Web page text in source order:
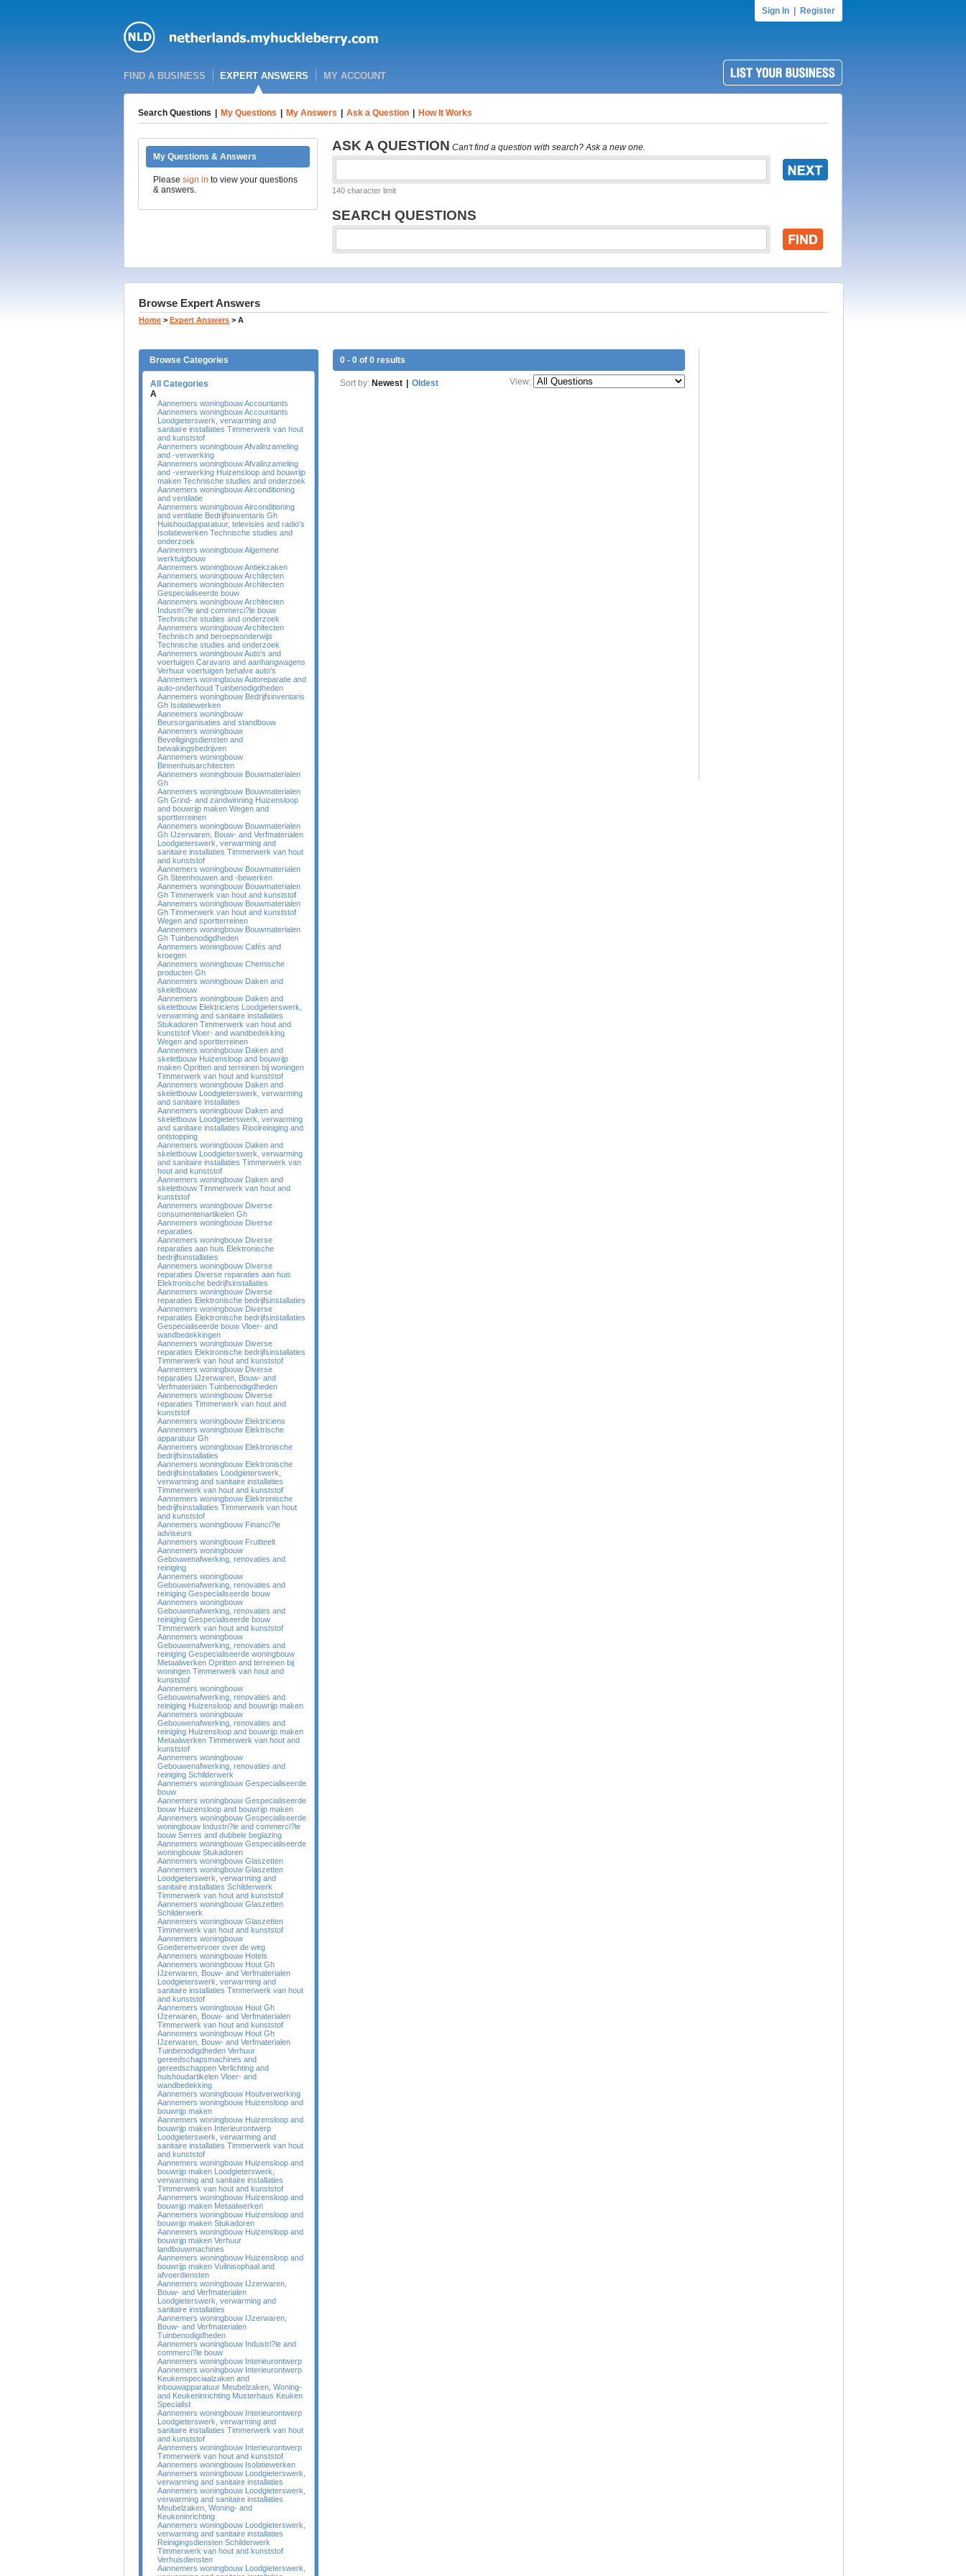
Sign In Register
FIND A BUSINESS EXPERT ANSWERS MY ACCOUNT
Search Questions My Questions My Answers Ask a Question How It Works
My Questions & Answers
Please sign in to view your questions
& answers.
ASK A QUESTION Can't find a question with search? Ask a new one.
140 character limit
SEARCH QUESTIONS
Browse Expert Answers
Home > Expert Answers > A
Browse Categories
All Categories
A
Aannemers woningbouw Accountants
Aannemers woningbouw Accountants
Loodgieterswerk, verwarming and
sanitaire installaties Timmerwerk van hout
and kunststof
Aannemers woningbouw Afvalinzameling
and -verwerking
Aannemers woningbouw Afvalinzameling
and -verwerking Huizensloop and bouwrijp
maken Technische studies and onderzoek
Aannemers woningbouw Airconditioning
and ventilatie
Aannemers woningbouw Airconditioning
and ventilatie Bedrijfsinventaris Gh
Huishoudapparatuur, televisies and radio's
Isolatiewerken Technische studies and
onderzoek
Aannemers woningbouw Algemene
werktuigbouw
Aannemers woningbouw Antiekzaken
Aannemers woningbouw Architecten
Aannemers woningbouw Architecten
Gespecialiseerde bouw
Aannemers woningbouw Architecten
Industri?le and commerci?le bouw
Technische studies and onderzoek
Aannemers woningbouw Architecten
Technisch and beroepsonderwijs
Technische studies and onderzoek
Aannemers woningbouw Auto's and
voertuigen Caravans and aanhangwagens
Verhuur voertuigen behalve auto's
Aannemers woningbouw Autoreparatie and
auto-onderhoud Tuinbenodigdheden
Aannemers woningbouw Bedrijfsinventaris
Gh Isolatiewerken
Aannemers woningbouw
Beursorganisaties and standbouw
Aannemers woningbouw
Beveiligingsdiensten and
bewakingsbedrijven
Aannemers woningbouw
Binnenhuisarchitecten
Aannemers woningbouw Bouwmaterialen
Gh
Aannemers woningbouw Bouwmaterialen
Gh Grind- and zandwinning Huizensloop
and bouwrijp maken Wegen and
sportterreinen
Aannemers woningbouw Bouwmaterialen
Gh IJzerwaren, Bouw- and Verfmaterialen
Loodgieterswerk, verwarming and
sanitaire installaties Timmerwerk van hout
and kunststof
Aannemers woningbouw Bouwmaterialen
Gh Steenhouwen and -bewerken
Aannemers woningbouw Bouwmaterialen
Gh Timmerwerk van hout and kunststof
Aannemers woningbouw Bouwmaterialen
Gh Timmerwerk van hout and kunststof
Wegen and sportterreinen
Aannemers woningbouw Bouwmaterialen
Gh Tuinbenodigdheden
Aannemers woningbouw Cafés and
kroegen
Aannemers woningbouw Chemische
producten Gh
Aannemers woningbouw Daken and
skeletbouw
Aannemers woningbouw Daken and
skeletbouw Elektriciens Loodgieterswerk,
verwarming and sanitaire installaties
Stukadoren Timmerwerk van hout and
kunststof Vloer- and wandbedekking
Wegen and sportterreinen
Aannemers woningbouw Daken and
skeletbouw Huizensloop and bouwrijp
maken Opritten and terreinen bij woningen
Timmerwerk van hout and kunststof
Aannemers woningbouw Daken and
skeletbouw Loodgieterswerk, verwarming
and sanitaire installaties
Aannemers woningbouw Daken and
skeletbouw Loodgieterswerk, verwarming
and sanitaire installaties Rioolreiniging and
ontstopping
Aannemers woningbouw Daken and
skeletbouw Loodgieterswerk, verwarming
and sanitaire installaties Timmerwerk van
hout and kunststof
Aannemers woningbouw Daken and
skeletbouw Timmerwerk van hout and
kunststof
Aannemers woningbouw Diverse
consumentenartikelen Gh
Aannemers woningbouw Diverse
reparaties
Aannemers woningbouw Diverse
reparaties aan huis Elektronische
bedrijfsinstallaties
Aannemers woningbouw Diverse
reparaties Diverse reparaties aan huis
Elektronische bedrijfsinstallaties
Aannemers woningbouw Diverse
reparaties Elektronische bedrijfsinstallaties
Aannemers woningbouw Diverse
reparaties Elektronische bedrijfsinstallaties
Gespecialiseerde bouw Vloer- and
wandbedekkingen
Aannemers woningbouw Diverse
reparaties Elektronische bedrijfsinstallaties
Timmerwerk van hout and kunststof
Aannemers woningbouw Diverse
reparaties IJzerwaren, Bouw- and
Verfmaterialen Tuinbenodigdheden
Aannemers woningbouw Diverse
reparaties Timmerwerk van hout and
kunststof
Aannemers woningbouw Elektriciens
Aannemers woningbouw Elektrische
apparatuur Gh
Aannemers woningbouw Elektronische
bedrijfsinstallaties
Aannemers woningbouw Elektronische
bedrijfsinstallaties Loodgieterswerk,
verwarming and sanitaire installaties
Timmerwerk van hout and kunststof
Aannemers woningbouw Elektronische
bedrijfsinstallaties Timmerwerk van hout
and kunststof
Aannemers woningbouw Financi?le
adviseurs
Aannemers woningbouw Fruitteelt
Aannemers woningbouw
Gebouwenafwerking, renovaties and
reiniging
Aannemers woningbouw
Gebouwenafwerking, renovaties and
reiniging Gespecialiseerde bouw
Aannemers woningbouw
Gebouwenafwerking, renovaties and
reiniging Gespecialiseerde bouw
Timmerwerk van hout and kunststof
Aannemers woningbouw
Gebouwenafwerking, renovaties and
reiniging Gespecialiseerde woningbouw
Metaalwerken Opritten and terreinen bij
woningen Timmerwerk van hout and
kunststof
Aannemers woningbouw
Gebouwenafwerking, renovaties and
reiniging Huizensloop and bouwrijp maken
Aannemers woningbouw
Gebouwenafwerking, renovaties and
reiniging Huizensloop and bouwrijp maken
Metaalwerken Timmerwerk van hout and
kunststof
Aannemers woningbouw
Gebouwenafwerking, renovaties and
reiniging Schilderwerk
Aannemers woningbouw Gespecialiseerde
bouw
Aannemers woningbouw Gespecialiseerde
bouw Huizensloop and bouwrijp maken
Aannemers woningbouw Gespecialiseerde
woningbouw Industri?le and commerci?le
bouw Serres and dubbele beglazing
Aannemers woningbouw Gespecialiseerde
woningbouw Stukadoren
Aannemers woningbouw Glaszetten
Aannemers woningbouw Glaszetten
Loodgieterswerk, verwarming and
sanitaire installaties Schilderwerk
Timmerwerk van hout and kunststof
Aannemers woningbouw Glaszetten
Schilderwerk
Aannemers woningbouw Glaszetten
Timmerwerk van hout and kunststof
Aannemers woningbouw
Goederenvervoer over de weg
Aannemers woningbouw Hotels
Aannemers woningbouw Hout Gh
IJzerwaren, Bouw- and Verfmaterialen
Loodgieterswerk, verwarming and
sanitaire installaties Timmerwerk van hout
and kunststof
Aannemers woningbouw Hout Gh
IJzerwaren, Bouw- and Verfmaterialen
Timmerwerk van hout and kunststof
Aannemers woningbouw Hout Gh
IJzerwaren, Bouw- and Verfmaterialen
Tuinbenodigdheden Verhuur
gereedschapsmachines and
gereedschappen Verlichting and
huishoudartikelen Vloer- and
wandbedekking
Aannemers woningbouw Houtverwerking
Aannemers woningbouw Huizensloop and
bouwrijp maken
Aannemers woningbouw Huizensloop and
bouwrijp maken Interieurontwerp
Loodgieterswerk, verwarming and
sanitaire installaties Timmerwerk van hout
and kunststof
Aannemers woningbouw Huizensloop and
bouwrijp maken Loodgieterswerk,
verwarming and sanitaire installaties
Timmerwerk van hout and kunststof
Aannemers woningbouw Huizensloop and
bouwrijp maken Metaalwerken
Aannemers woningbouw Huizensloop and
bouwrijp maken Stukadoren
Aannemers woningbouw Huizensloop and
bouwrijp maken Verhuur
landbouwmachines
Aannemers woningbouw Huizensloop and
bouwrijp maken Vuilnisophaal and
afvoerdiensten
Aannemers woningbouw IJzerwaren,
Bouw- and Verfmaterialen
Loodgieterswerk, verwarming and
sanitaire installaties
Aannemers woningbouw IJzerwaren,
Bouw- and Verfmaterialen
Tuinbenodigdheden
Aannemers woningbouw Industri?le and
commerci?le bouw
Aannemers woningbouw Interieurontwerp
Aannemers woningbouw Interieurontwerp
Keukenspeciaalzaken and
inbouwapparatuur Meubelzaken, Woning-
and Keukeninrichting Musterhaus Keuken
Specialist
Aannemers woningbouw Interieurontwerp
Loodgieterswerk, verwarming and
sanitaire installaties Timmerwerk van hout
and kunststof
Aannemers woningbouw Interieurontwerp
Timmerwerk van hout and kunststof
Aannemers woningbouw Isolatiewerken
Aannemers woningbouw Loodgieterswerk,
verwarming and sanitaire installaties
Aannemers woningbouw Loodgieterswerk,
verwarming and sanitaire installaties
Meubelzaken, Woning- and
Keukeninrichting
Aannemers woningbouw Loodgieterswerk,
verwarming and sanitaire installaties
Reinigingsdiensten Schilderwerk
Timmerwerk van hout and kunststof
Verhuisdiensten
Aannemers woningbouw Loodgieterswerk,
0 - 0 of 0 results
Sort by: Newest Oldest View: